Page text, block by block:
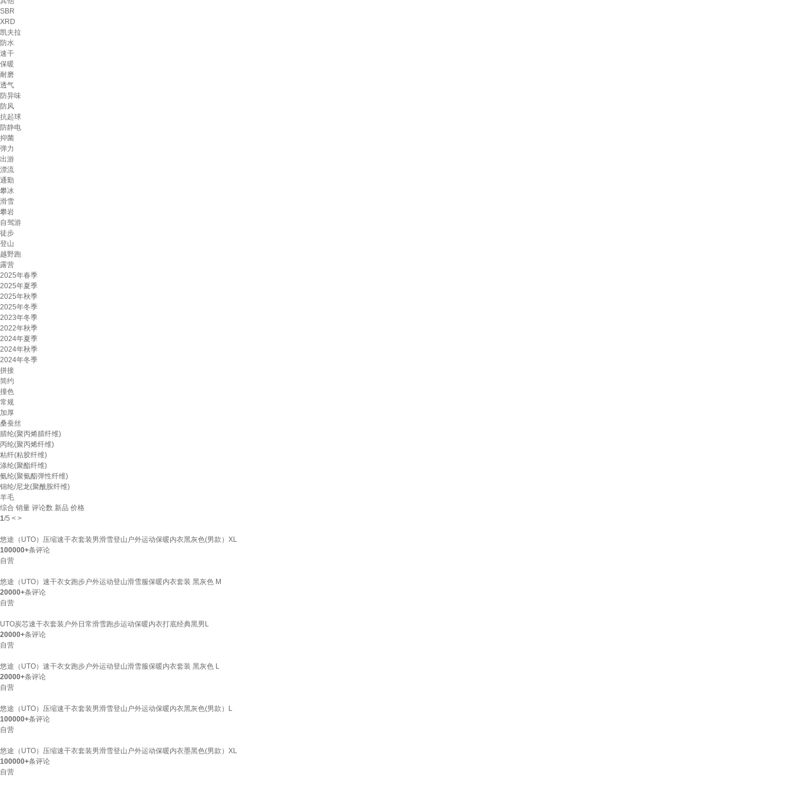
SBR
XRD
凯夫拉
防水
速干
保暖
耐磨
透气
防异味
防风
抗起球
防静电
抑菌
弹力
出游
漂流
通勤
攀冰
滑雪
攀岩
自驾游
徒步
登山
越野跑
露营
2025年春季
2025年夏季
2025年秋季
2025年冬季
2023年冬季
2022年秋季
2024年夏季
2024年秋季
2024年冬季
拼接
简约
撞色
常规
加厚
桑蚕丝
腈纶(聚丙烯腈纤维)
丙纶(聚丙烯纤维)
粘纤(粘胶纤维)
涤纶(聚酯纤维)
氨纶(聚氨酯弹性纤维)
锦纶/尼龙(聚酰胺纤维)
羊毛
综合 销量 评论数 新品 价格
1/5 < >
悠途（UTO）压缩速干衣套装男滑雪登山户外运动保暖内衣黑灰色(男款）XL
100000+条评论
自营
悠途（UTO）速干衣女跑步户外运动登山滑雪服保暖内衣套装 黑灰色 M
20000+条评论
自营
UTO炭芯速干衣套装户外日常滑雪跑步运动保暖内衣打底经典黑男L
20000+条评论
自营
悠途（UTO）速干衣女跑步户外运动登山滑雪服保暖内衣套装 黑灰色 L
20000+条评论
自营
悠途（UTO）压缩速干衣套装男滑雪登山户外运动保暖内衣黑灰色(男款）L
100000+条评论
自营
悠途（UTO）压缩速干衣套装男滑雪登山户外运动保暖内衣墨黑色(男款）XL
100000+条评论
自营